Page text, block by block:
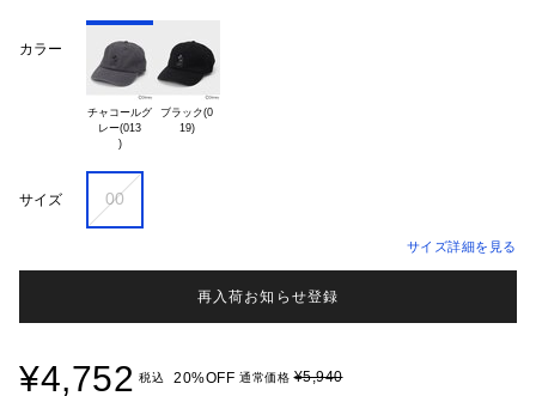
カラー
チャコールグ
レー(013
)
ブラック(0
19)
サイズ 00
サイズ詳細を見る
再入荷お知らせ登録
¥4,752 税込 20%OFF 通常価格¥5,940